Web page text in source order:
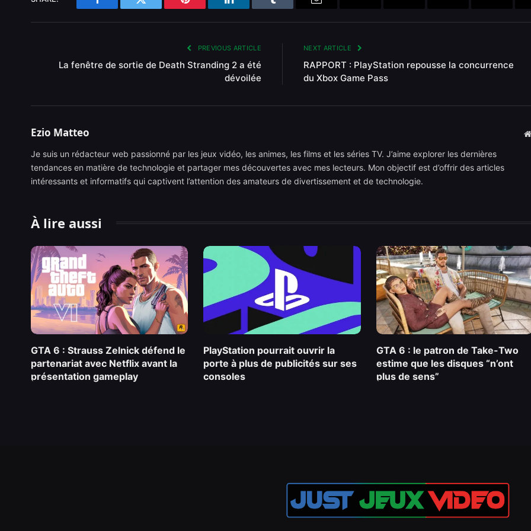
Facebook Twitter Pinterest LinkedIn Tumblr Email
PREVIOUS ARTICLE
La fenêtre de sortie de Death Stranding 2 a été
dévoilée
NEXT ARTICLE
RAPPORT : PlayStation repousse la concurrence
du Xbox Game Pass
Ezio Matteo
Je suis un rédacteur web passionné par les jeux vidéo, les animes, les films et les séries TV. J’aime explorer les dernières
tendances en matière de technologie et partager mes découvertes avec mes lecteurs. Mon objectif est d’offrir des articles
intéressants et informatifs qui captivent l’attention des amateurs de divertissement et de technologie.
À lire aussi
GTA 6 : Strauss Zelnick défend le
partenariat avec Netflix avant la
présentation gameplay
PlayStation pourrait ouvrir la
porte à plus de publicités sur ses
consoles
GTA 6 : le patron de Take-Two
estime que les disques “n’ont
plus de sens”